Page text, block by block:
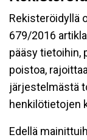
Rekisteröidyllä
679/2016
pääsy tietoihin,
poistoa,
järjestelmästä
henkilötietojen
Edellä